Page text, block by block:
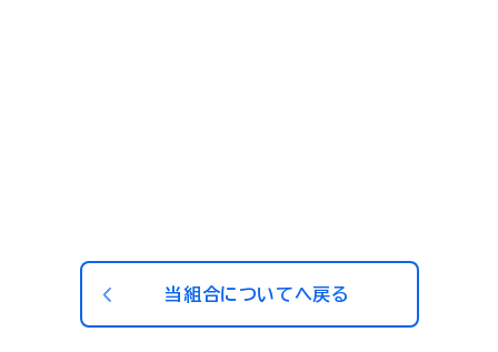
当組合についてへ戻る